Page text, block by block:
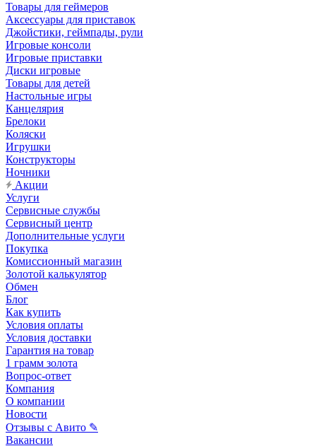
Товары для геймеров
Аксессуары для приставок
Джойстики, геймпады, рули
Игровые консоли
Игровые приставки
Диски игровые
Товары для детей
Настольные игры
Канцелярия
Брелоки
Коляски
Игрушки
Конструкторы
Ночники
Акции
Услуги
Сервисные службы
Сервисный центр
Дополнительные услуги
Покупка
Комиссионный магазин
Золотой калькулятор
Обмен
Блог
Как купить
Условия оплаты
Условия доставки
Гарантия на товар
1 грамм золота
Вопрос-ответ
Компания
О компании
Новости
Отзывы с Авито ✎
Вакансии